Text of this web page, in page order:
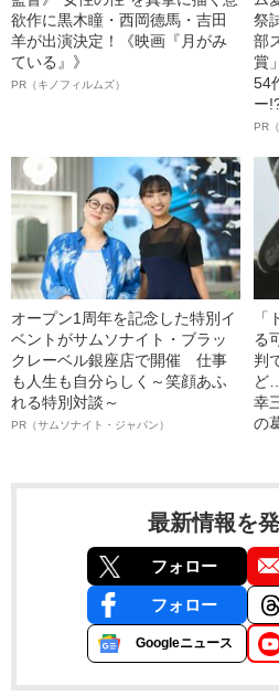
欲作に黒木瞳・西岡德馬・吉田
羊が出演決定！《映画『月がみ
ている』》
PR（キノフィルムズ）
祭
部
賞
54
ー
PR
オープン1周年を記念した特別イ
ベントがサムソナイト・ブラッ
クレーベル銀座店で開催 仕事
も人生も自分らしく～笑顔あふ
れる特別対談～
PR（サムソナイト・ジャパン）
る
判
ど
幸
の
最新情報を
フォロー
フォロー
Googleニュース